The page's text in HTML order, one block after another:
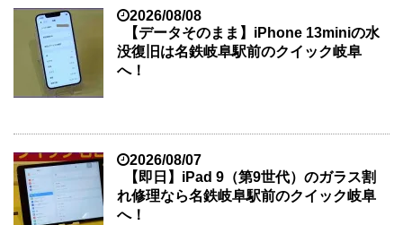
2026/08/08
【データそのまま】iPhone 13miniの水
没復旧は名鉄岐阜駅前のクイック岐阜
へ！
2026/08/07
【即日】iPad 9（第9世代）のガラス割
れ修理なら名鉄岐阜駅前のクイック岐阜
へ！